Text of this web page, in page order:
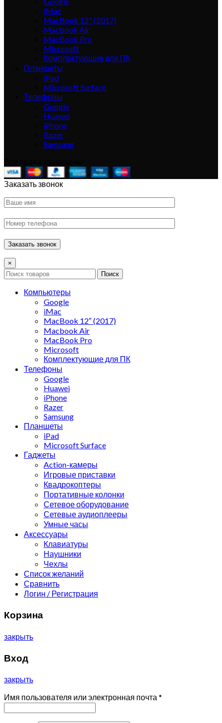
iMac
MacBook 12" (2017)
Macbook Air
MacBook Pro
Microsoft
Комплектующие для ПК
Планшеты
iPad
Microsoft Surface
Телефоны
Google
Huawei
iPhone
Razer
Samsung
Заказать звонок
×
Поиск
Компьютеры
Google
iMac
MacBook 12″ (2017)
Macbook Air
MacBook Pro
Microsoft
Комплектующие для ПК
Телефоны
Google
Huawei
iPhone
Razer
Samsung
Планшеты
iPad
Microsoft Surface
Гаджеты
Action-камеры
Игровые приставки
Квадрокоптеры
Портативные колонки
Сетевое оборудование
Сетевые аудиоплееры
Умные часы
Аксессуары
Клавиатуры
Наушники
Чехлы
Список желаний
Сравнить
Логин / Регистрация
Корзина
закрыть
Вход
закрыть
Имя пользователя или электронная почта *